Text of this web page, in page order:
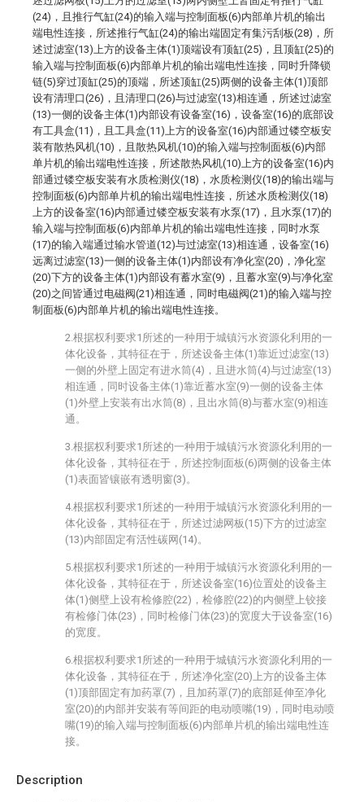
Description
(24)，且推行气缸(24)的输入端与控制面板(6)内部单片机的输出
端电性连接，所述推行气缸(24)的输出端固定有集污刮板(28)，所
述过滤室(13)上方的设备主体(1)顶端设有顶缸(25)，且顶缸(25)的
输入端与控制面板(6)内部单片机的输出端电性连接，同时升降锁
链(5)穿过顶缸(25)的顶端，所述顶缸(25)两侧的设备主体(1)顶部
设有清理口(26)，且清理口(26)与过滤室(13)相连通，所述过滤室
(13)一侧的设备主体(1)内部设有设备室(16)，设备室(16)的底部设
有工具盒(11)，且工具盒(11)上方的设备室(16)内部通过镂空板安
装有散热风机(10)，且散热风机(10)的输入端与控制面板(6)内部
单片机的输出端电性连接，所述散热风机(10)上方的设备室(16)内
部通过镂空板安装有水质检测仪(18)，水质检测仪(18)的输出端与
控制面板(6)内部单片机的输出端电性连接，所述水质检测仪(18)
上方的设备室(16)内部通过镂空板安装有水泵(17)，且水泵(17)的
输入端与控制面板(6)内部单片机的输出端电性连接，同时水泵
(17)的输入端通过输水管道(12)与过滤室(13)相连通，设备室(16)
远离过滤室(13)一侧的设备主体(1)内部设有净化室(20)，净化室
(20)下方的设备主体(1)内部设有蓄水室(9)，且蓄水室(9)与净化室
(20)之间皆通过电磁阀(21)相连通，同时电磁阀(21)的输入端与控
制面板(6)内部单片机的输出端电性连接。
2.根据权利要求1所述的一种用于城镇污水资源化利用的一
体化设备，其特征在于，所述设备主体(1)靠近过滤室(13)
一侧的外壁上固定有进水筒(4)，且进水筒(4)与过滤室(13)
相连通，同时设备主体(1)靠近蓄水室(9)一侧的设备主体
(1)外壁上安装有出水筒(8)，且出水筒(8)与蓄水室(9)相连
通。
3.根据权利要求1所述的一种用于城镇污水资源化利用的一
体化设备，其特征在于，所述控制面板(6)两侧的设备主体
(1)表面皆镶嵌有透明窗(3)。
4.根据权利要求1所述的一种用于城镇污水资源化利用的一
体化设备，其特征在于，所述过滤网板(15)下方的过滤室
(13)内部固定有活性碳网(14)。
5.根据权利要求1所述的一种用于城镇污水资源化利用的一
体化设备，其特征在于，所述设备室(16)位置处的设备主
体(1)侧壁上设有检修腔(22)，检修腔(22)的内侧壁上铰接
有检修门体(23)，同时检修门体(23)的宽度大于设备室(16)
的宽度。
6.根据权利要求1所述的一种用于城镇污水资源化利用的一
体化设备，其特征在于，所述净化室(20)上方的设备主体
(1)顶部固定有加药罩(7)，且加药罩(7)的底部延伸至净化
室(20)的内部并安装有等间距的电动喷嘴(19)，同时电动喷
嘴(19)的输入端与控制面板(6)内部单片机的输出端电性连
接。